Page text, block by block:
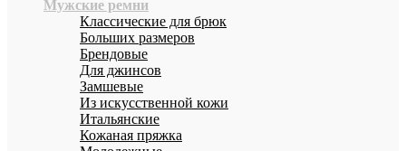
Мужские ремни
Классические для брюк
Больших размеров
Брендовые
Для джинсов
Замшевые
Из искусственной кожи
Итальянские
Кожаная пряжка